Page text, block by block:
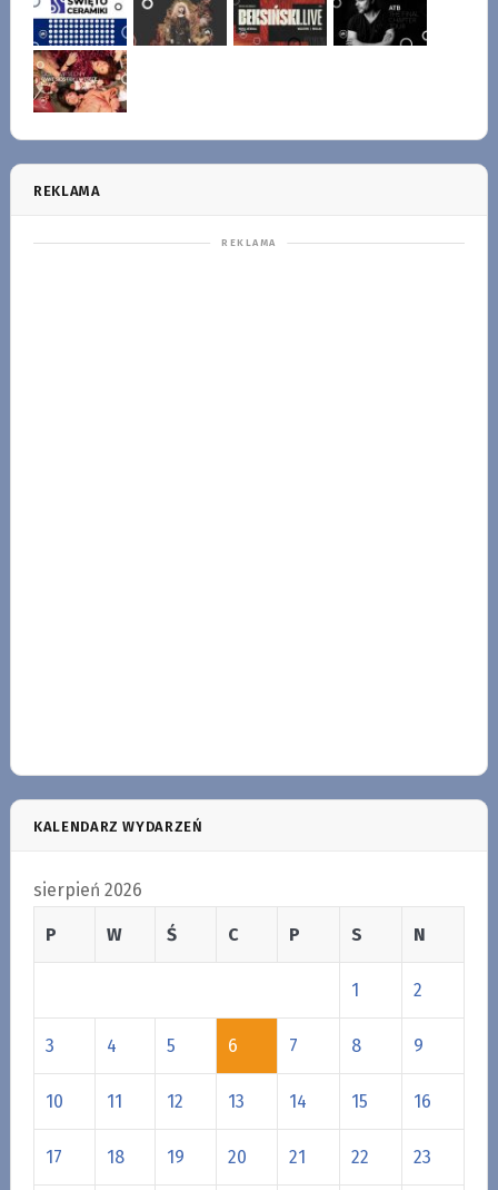
REKLAMA
KALENDARZ WYDARZEŃ
sierpień 2026
P W Ś C P S N
1 2
3 4 5 6 7 8 9
10 11 12 13 14 15 16
17 18 19 20 21 22 23